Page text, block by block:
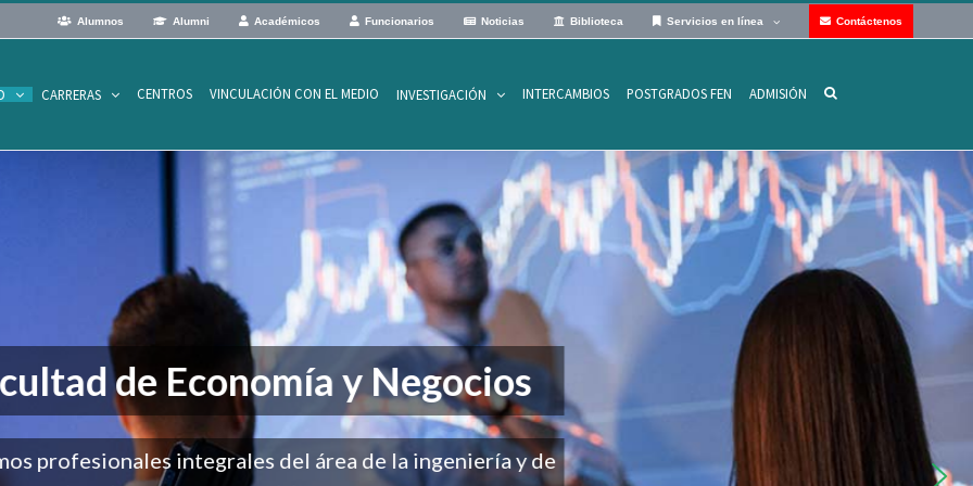
Alumnos Alumni Académicos Funcionarios Noticias Biblioteca Servicios en línea Contáctenos
CARRERAS CENTROS VINCULACIÓN CON EL MEDIO INVESTIGACIÓN INTERCAMBIOS POSTGRADOS FEN ADMISIÓN
de Economía y Negocios
profesionales integrales del área de la ingeniería y de